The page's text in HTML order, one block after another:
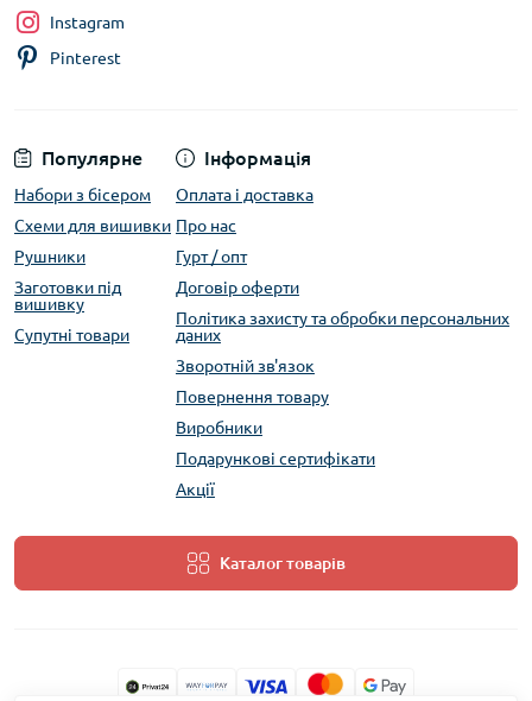
Популярне
Набори з бісером
Схеми для вишивки
Рушники
Заготовки під
вишивку
Супутні товари
Інформація
Оплата і доставка
Про нас
Гурт / опт
Договір оферти
Політика захисту та обробки персональних
даних
Зворотній зв'язок
Повернення товару
Виробники
Подарункові сертифікати
Акції
Каталог товарів
Instagram
Pinterest